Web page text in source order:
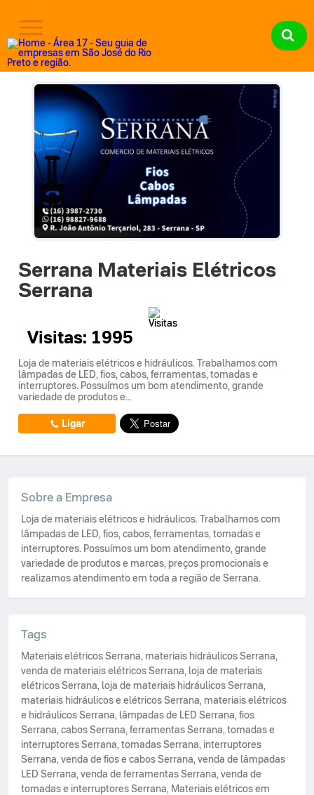
Serrana Materiais Elétricos
Serrana
Visitas: 1995
Loja de materiais elétricos e hidráulicos. Trabalhamos com
lâmpadas de LED, fios, cabos, ferramentas, tomadas e
interruptores. Possuímos um bom atendimento, grande
variedade de produtos e...
Ligar
Sobre a Empresa
Loja de materiais elétricos e hidráulicos. Trabalhamos com
lâmpadas de LED, fios, cabos, ferramentas, tomadas e
interruptores. Possuímos um bom atendimento, grande
variedade de produtos e marcas, preços promocionais e
realizamos atendimento em toda a região de Serrana.
Tags
Materiais elétricos Serrana, materiais hidráulicos Serrana,
venda de materiais elétricos Serrana, loja de materiais
elétricos Serrana, loja de materiais hidráulicos Serrana,
materiais hidráulicos e elétricos Serrana, materiais elétricos
e hidráulicos Serrana, lâmpadas de LED Serrana, fios
Serrana, cabos Serrana, ferramentas Serrana, tomadas e
interruptores Serrana, tomadas Serrana, interruptores
Serrana, venda de fios e cabos Serrana, venda de lâmpadas
LED Serrana, venda de ferramentas Serrana, venda de
tomadas e interruptores Serrana, Materiais elétricos em